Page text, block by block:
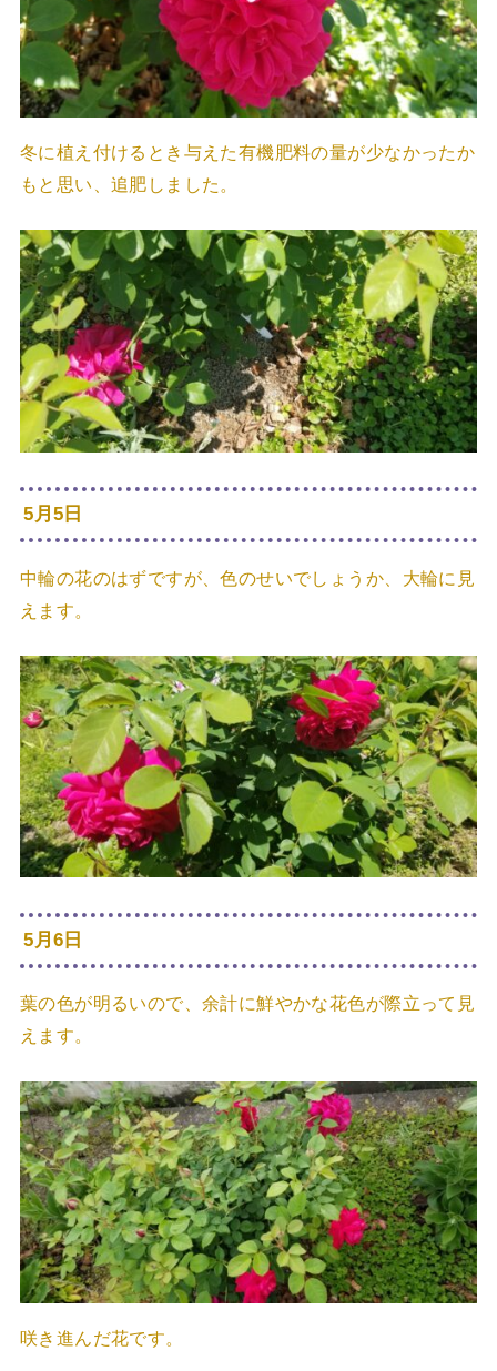
冬に植え付けるとき与えた有機肥料の量が少なかったか
もと思い、追肥しました。
5月5日
中輪の花のはずですが、色のせいでしょうか、大輪に見
えます。
5月6日
葉の色が明るいので、余計に鮮やかな花色が際立って見
えます。
咲き進んだ花です。